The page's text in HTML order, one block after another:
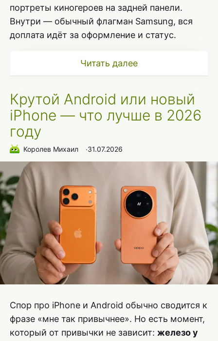
портреты киногероев на задней панели.
Внутри — обычный флагман Samsung, вся
доплата идёт за оформление и статус.
Читать далее
Крутой Android или новый
iPhone — что лучше в 2026
году
Королев Михаил ∙31.07.2026
Спор про iPhone и Android обычно сводится к
фразе «мне так привычнее». Но есть момент,
который от привычки не зависит: железо у